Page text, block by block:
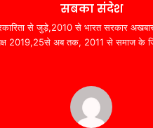
सबका संदेश
से जुड़े,2010 से भारत सरकार
2019,25से अब तक, 2011 से समाज के